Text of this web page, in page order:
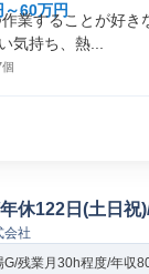
60万円
業することが好き
気持ち、熱...
休122日(土日祝
会社
残業月30h程度/年収